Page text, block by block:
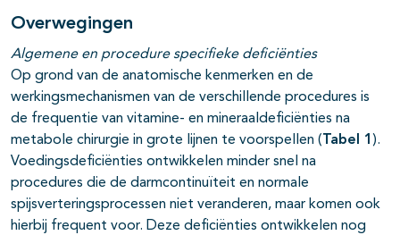
Overwegingen
Algemene en procedure specifieke deficiënties
Op grond van de anatomische kenmerken en de
werkingsmechanismen van de verschillende procedures is
de frequentie van vitamine- en mineraaldeficiënties na
metabole chirurgie in grote lijnen te voorspellen ( Tabel 1 ).
Voedingsdeficiënties ontwikkelen minder snel na
procedures die de darmcontinuïteit en normale
spijsverteringsprocessen niet veranderen, maar komen ook
hierbij frequent voor. Deze deficiënties ontwikkelen nog